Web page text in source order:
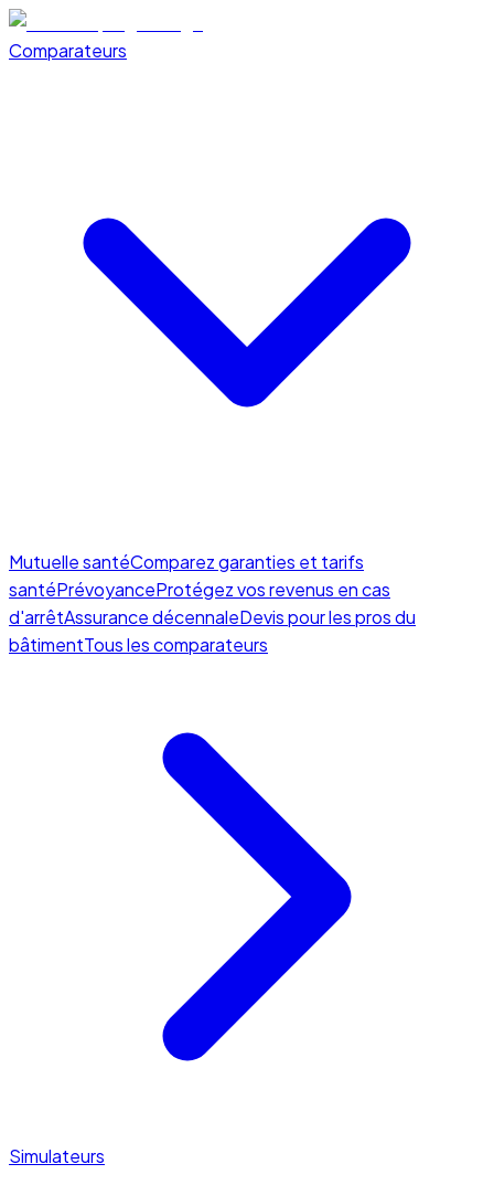
Comparateurs
Mutuelle santéComparez garanties et tarifs
santéPrévoyanceProtégez vos revenus en cas
d'arrêtAssurance décennaleDevis pour les pros du
bâtimentTous les comparateurs
Simulateurs